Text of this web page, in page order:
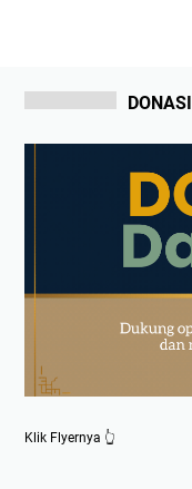
Klik Flyernya 👆